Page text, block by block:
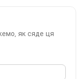
як сяде ця